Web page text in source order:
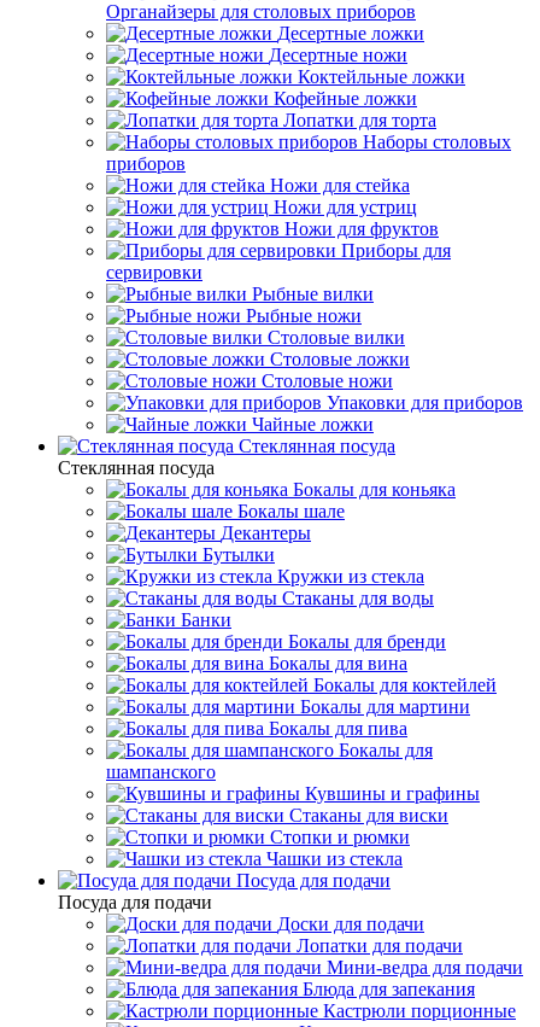
Органайзеры для столовых приборов
Десертные ложки
Десертные ножи
Коктейльные ложки
Кофейные ложки
Лопатки для торта
Наборы столовых
приборов
Ножи для стейка
Ножи для устриц
Ножи для фруктов
Приборы для
сервировки
Рыбные вилки
Рыбные ножи
Столовые вилки
Столовые ложки
Столовые ножи
Упаковки для приборов
Чайные ложки
Стеклянная посуда
Стеклянная посуда
Бокалы для коньяка
Бокалы шале
Декантеры
Бутылки
Кружки из стекла
Стаканы для воды
Банки
Бокалы для бренди
Бокалы для вина
Бокалы для коктейлей
Бокалы для мартини
Бокалы для пива
Бокалы для
шампанского
Кувшины и графины
Стаканы для виски
Стопки и рюмки
Чашки из стекла
Посуда для подачи
Посуда для подачи
Доски для подачи
Лопатки для подачи
Мини-ведра для подачи
Блюда для запекания
Кастрюли порционные